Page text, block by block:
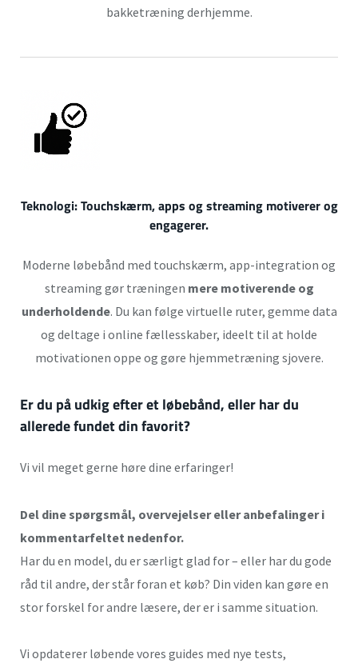
bakketræning derhjemme.
Teknologi:Touchskærm, apps og streaming motiverer og
engagerer.
Moderne løbebånd med touchskærm, app-integration og
streaming gør træningen mere motiverende og
underholdende. Du kan følge virtuelle ruter, gemme data
og deltage i online fællesskaber, ideelt til at holde
motivationen oppe og gøre hjemmetræning sjovere.
Er du på udkig efter et løbebånd, eller har du
allerede fundet din favorit?
Vi vil meget gerne høre dine erfaringer!
Del dine spørgsmål, overvejelser eller anbefalinger i
kommentarfeltet nedenfor.
Har du en model, du er særligt glad for – eller har du gode
råd til andre, der står foran et køb? Din viden kan gøre en
stor forskel for andre læsere, der er i samme situation.
Vi opdaterer løbende vores guides med nye tests,